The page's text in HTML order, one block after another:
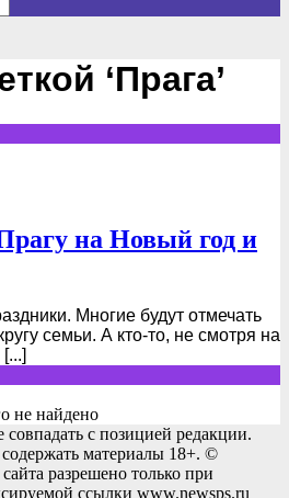
‘Прага’
на Новый год и
Многие будут отмечать
семьи. А кто-то, не смотря на
не найдено
с позицией редакции.
материалы 18+. ©
разрешено только при
ссылки www.newsps.ru